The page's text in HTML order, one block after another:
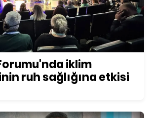
iklim
ruh sağlığına etkisi